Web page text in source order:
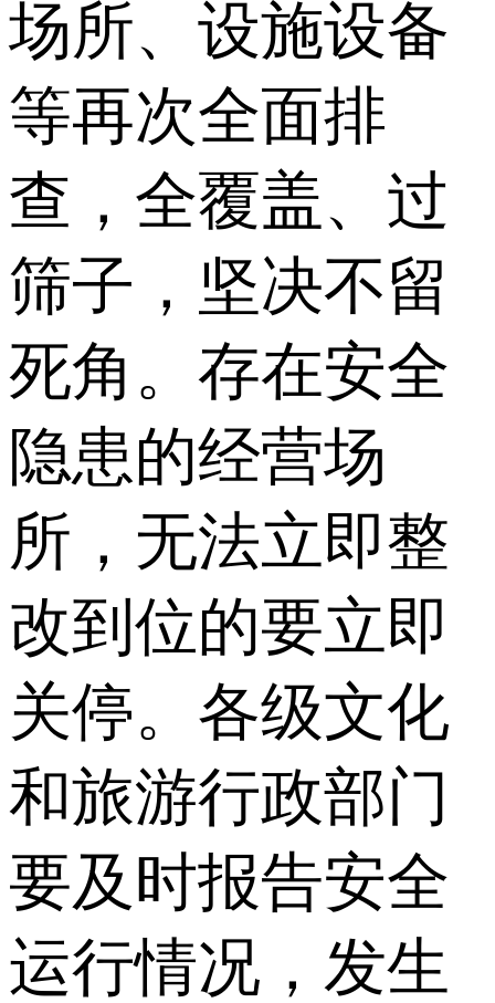
场所、设施设备
等再次全面排
查，全覆盖、过
筛子，坚决不留
死角。存在安全
隐患的经营场
所，无法立即整
改到位的要立即
关停。各级文化
和旅游行政部门
要及时报告安全
运行情况，发生